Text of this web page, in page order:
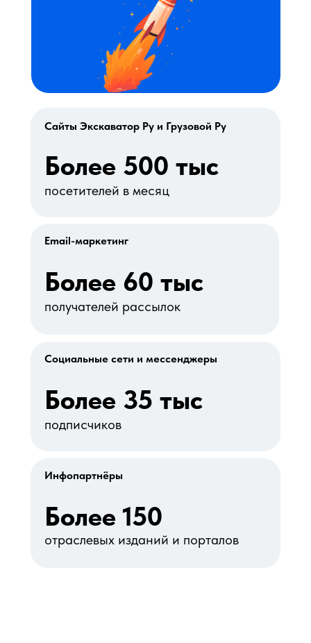
Email-маркетинг
Более 60 тыс
получателей рассылок
Социальные сети и мессенджеры
Более 35 тыс
подписчиков
Инфопартнёры
Более 150
отраслевых изданий и порталов
Сайты Экскаватор Ру и Грузовой Ру
Более 500 тыс
посетителей в месяц